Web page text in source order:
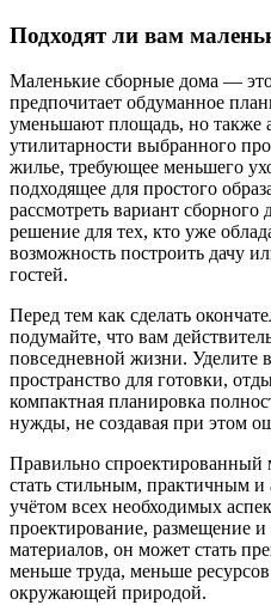
Подходят ли вам
Маленькие сборные дома —
предпочитает обдуманное
уменьшают площадь, но также
утилитарности выбранного
жилье, требующее меньшего
подходящее для простого
рассмотреть вариант
решение для тех, кто уже
возможность построить дачу
гостей.
Перед тем как сделать
подумайте, что вам
повседневной жизни. Уделите
пространство для готовки,
компактная планировка
нужды, не создавая при этом
Правильно
стать стильным, практичным
учётом всех необходимых
проектирование, размещение
материалов, он может стать
меньше труда, меньше
окружающей природой.